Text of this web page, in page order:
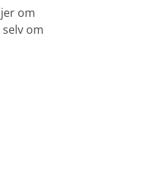
om
om